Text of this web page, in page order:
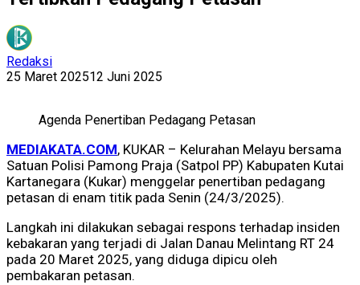
Redaksi
25 Maret 202512 Juni 2025
Agenda Penertiban Pedagang Petasan
MEDIAKATA.COM, KUKAR – Kelurahan Melayu bersama
Satuan Polisi Pamong Praja (Satpol PP) Kabupaten Kutai
Kartanegara (Kukar) menggelar penertiban pedagang
petasan di enam titik pada Senin (24/3/2025).
Langkah ini dilakukan sebagai respons terhadap insiden
kebakaran yang terjadi di Jalan Danau Melintang RT 24
pada 20 Maret 2025, yang diduga dipicu oleh
pembakaran petasan.